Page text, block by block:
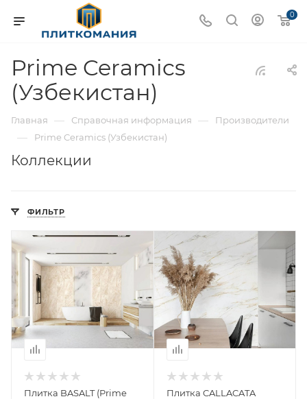
0
Prime Ceramics
(Узбекистан)
Главная — Справочная информация — Производители
— Prime Ceramics (Узбекистан)
Коллекции
ФИЛЬТР
Плитка BASALT (Prime
Плитка CALLACATA